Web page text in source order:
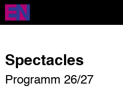
Direkt
zum
Inhalt
Spectacles
Programm 26/27